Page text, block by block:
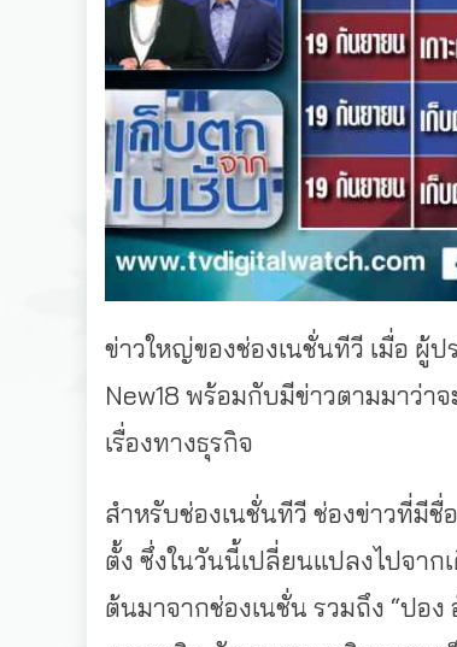
ข่าวใหญ่ของช่องเนชั่นทีวี เมื่อ ผู้
New18 พร้อมกับมีข่าวตามมาว่
เรื่องทางธุรกิจ
สำหรับช่องเนชั่นทีวี ช่องข่าวที่มี
ตั้ง ซึ่งในวันนี้เปลี่ยนแปลงไปจาก
ต้นมาจากช่องเนชั่น รวมถึง “ปอ